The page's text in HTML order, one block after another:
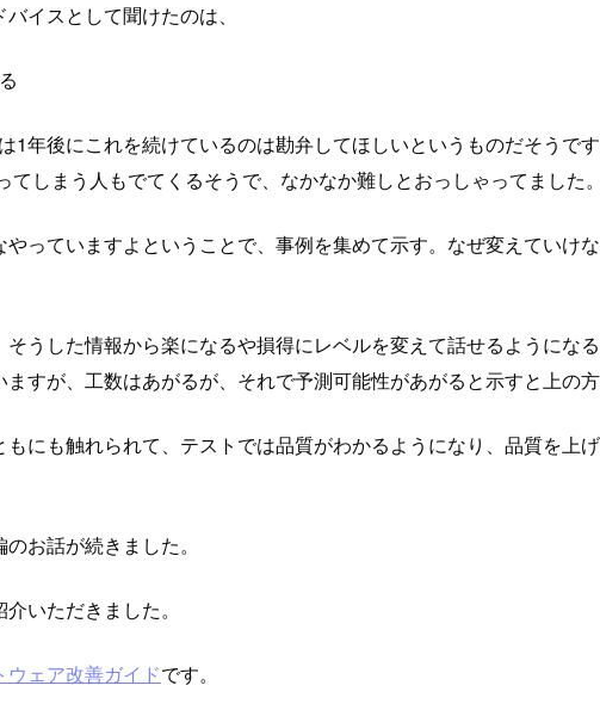
イスとして聞けたのは、
年後にこれを続けているのは勘弁してほしいというものだそうで
しまう人もでてくるそうで、なかなか難しとおっしゃってました。
っていますよということで、事例を集めて示す。なぜ変えてい
うした情報から楽になるや損得にレベルを変えて話せるように
すが、工数はあがるが、それで予測可能性があがると示すと上の
にも触れられて、テストでは品質がわかるようになり、品質を上
お話が続きました。
いただきました。
ウェア改善ガイドです。